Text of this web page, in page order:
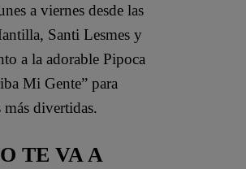
a viernes desde las
Santi Lesmes y
a la adorable Pipoca
Mi Gente” para
más divertidas.
TE VA A